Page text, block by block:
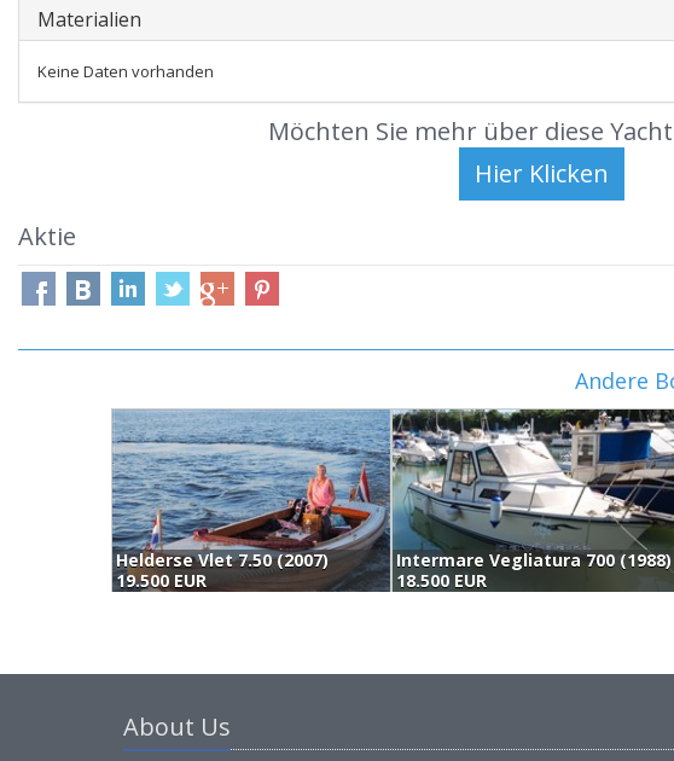
Materialien
Keine Daten vorhanden
Möchten Sie mehr über diese
Aktie
Andere
Helderse Vlet 7.50 (2007)
19.500 EUR
Intermare Vegliatura 700 (1988)
18.500 EUR
About Us